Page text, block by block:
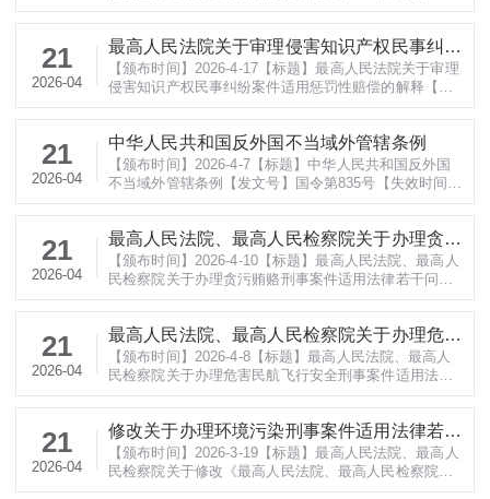
编 总则 第一章 基本规定 第二章 监督管
理 第一节 监督管理体制和工作机制
第二节 监督管理制度 第三章 规划和生态环境分
区管控 第四章 标准和监测 第五章 生态环境
影响评价 第一节 一般规定 第二节
生态环境影响评
21
2026-04
最高人民法院关于审理侵害知识产权民事纠纷
案件适用惩罚性赔偿的解释
【颁布时间】2026-4-17【标题】最高人民法院关于审理
侵害知识产权民事纠纷案件适用惩罚性赔偿的解释【发
文号】法释〔2026〕7号【失效时间】【颁布单位】最
高人民法院【法规来源】https://mp.weixin.qq.com/s/5
F48uifH1AtMKaVnNj0uWw【法规全文】 最高人民法院
关于审理侵害知识产权民事纠纷案件适用惩罚性赔偿的
解释最高人民法院 《最高人民法院关于
21
2026-04
中华人民共和国反外国不当域外管辖条例
【颁布时间】2026-4-7【标题】中华人民共和国反外国
不当域外管辖条例【发文号】国令第835号【失效时间】
【颁布单位】国务院【法规来源】https://www.gov.cn/z
hengce/content/202604/content_7065398.htm【法规全
文】 中华人民共和国反外国不当域外管辖条例国务院
中华人民共和国国务院令 第835号《中华人民共和
国反外国不当域外管辖
21
2026-04
最高人民法院、最高人民检察院关于办理贪污
贿赂刑事案件适用法律若干问题的解释（二）
【颁布时间】2026-4-10【标题】最高人民法院、最高人
民检察院关于办理贪污贿赂刑事案件适用法律若干问题
的解释（二）【发文号】法释〔2026〕6号【失效时
间】【颁布单位】最高人民法院 最高人民检察院【法规
来源】https://www.court.gov.cn/zixun/xiangqing/49718
1.html【法规全文】 最高人民法院、最高人民检察院关
于办理贪污贿赂刑事案件适用法律
21
2026-04
最高人民法院、最高人民检察院关于办理危害
民航飞行安全刑事案件适用法律若干问题的解
释
【颁布时间】2026-4-8【标题】最高人民法院、最高人
民检察院关于办理危害民航飞行安全刑事案件适用法律
若干问题的解释【发文号】法释〔2026〕5号【失效时
间】【颁布单位】最高人民法院 最高人民检察院【法规
来源】https://mp.weixin.qq.com/s/aMpQct8OJFVlnoa
NSQgjmA【法规全文】 最高人民法院、最高人民检察
院关于办理危害民航飞行安全刑事案件适用法
21
2026-04
修改关于办理环境污染刑事案件适用法律若干
问题的解释的决定
【颁布时间】2026-3-19【标题】最高人民法院、最高人
民检察院关于修改《最高人民法院、最高人民检察院关
于办理环境污染刑事案件适用法律若干问题的解释》的